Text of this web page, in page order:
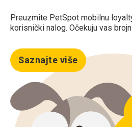
Preuzmite PetSpot mobilnu
korisnički nalog. Očekuju vas
Saznajte više